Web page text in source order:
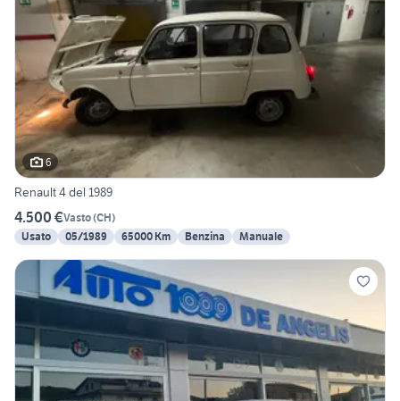
6
Renault 4 del 1989
4.500 €Vasto(CH)
Usato
05/1989 65000 Km Benzina Manuale